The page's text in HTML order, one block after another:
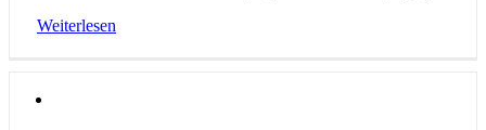
Weiterlesen